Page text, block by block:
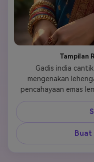
Tampilan
Gadis india
mengenakan
pencahayaan emas
Buat